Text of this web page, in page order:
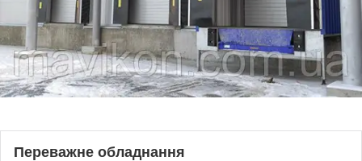
Переважне обладнання